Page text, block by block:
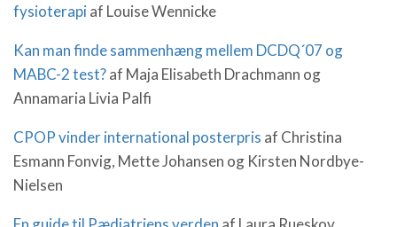
fysioterapiaf Louise Wennicke
Kan man finde sammenhæng mellem DCDQ´07 og
MABC-2 test?af Maja Elisabeth Drachmann og
Annamaria Livia Palfi
CPOP vinder international posterpris af Christina
Esmann Fonvig, Mette Johansen og Kirsten Nordbye-
Nielsen